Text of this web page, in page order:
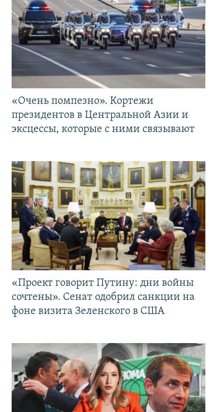
«Очень помпезно». Кортежи
президентов в Центральной Азии и
эксцессы, которые с ними связывают
«Проект говорит Путину: дни войны
сочтены». Сенат одобрил санкции на
фоне визита Зеленского в США